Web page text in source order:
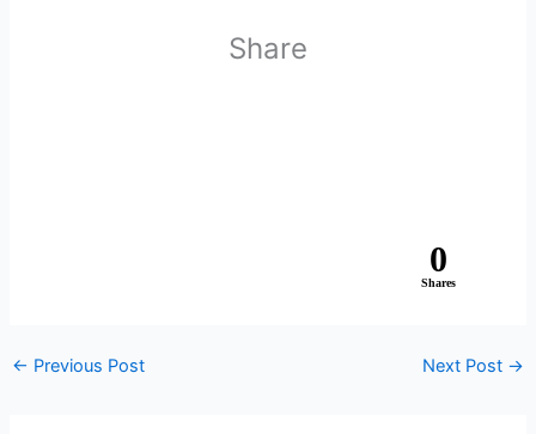
Share
0
Shares
← Previous Post Next Post →